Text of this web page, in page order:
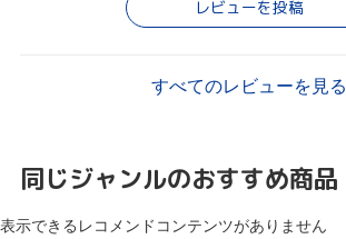
レビューを投稿
すべてのレビューを見る
同じジャンルのおすすめ商品
表示できるレコメンドコンテンツがありません